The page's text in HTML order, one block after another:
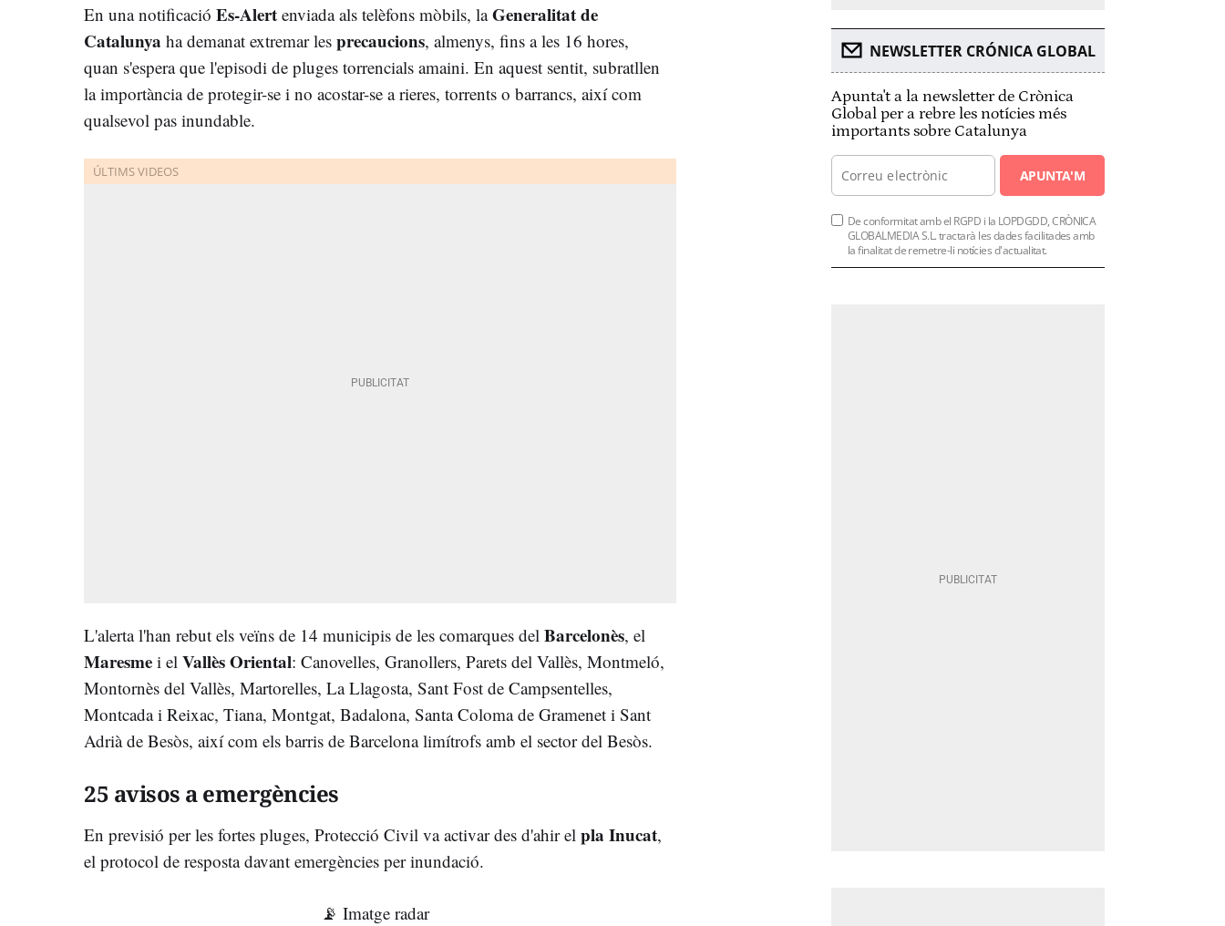
En una notificació Es-Alert enviada als telèfons mòbils, laGeneralitat de
Catalunya ha demanat extremar les precaucions, almenys, fins a les 16 hores,
quan s'espera que l'episodi de pluges torrencials amaini. En aquest sentit, subratllen
la importància de protegir-se i no acostar-se a rieres, torrents o barrancs, així com
qualsevol pas inundable.
L'alerta l'han rebut els veïns de 14 municipis de les comarques del Barcelonès, el
Maresme i el Vallès Oriental: Canovelles, Granollers, Parets del Vallès, Montmeló,
Montornès del Vallès, Martorelles, La Llagosta, Sant Fost de Campsentelles,
Montcada i Reixac, Tiana, Montgat, Badalona, Santa Coloma de Gramenet i Sant
Adrià de Besòs, així com els barris de Barcelona limítrofs amb el sector del Besòs.
25 avisos a emergències
En previsió per les fortes pluges, Protecció Civil va activar des d'ahir el pla Inucat,
el protocol de resposta davant emergències per inundació.
📡 Imatge radar
NEWSLETTER CRÓNICA GLOBAL
Apunta't a la newsletter de Crònica
Global per a rebre les notícies més
importants sobre Catalunya
APUNTA'M
De conformitat amb el RGPD i la LOPDGDD, CRÒNICA
GLOBALMEDIA S.L. tractarà les dades facilitades amb
la finalitat de remetre-li notícies d'actualitat.